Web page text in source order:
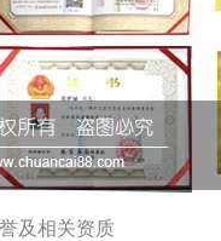
及相关资质